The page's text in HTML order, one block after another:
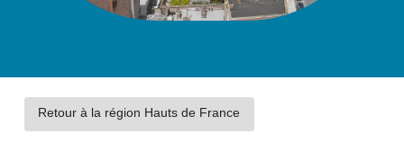
Retour à la région Hauts de France